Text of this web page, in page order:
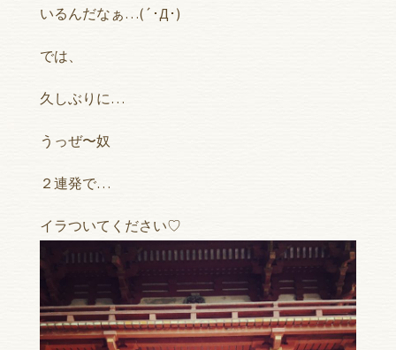
いるんだなぁ…(´･Д･)
では、
久しぶりに…
うっぜ〜奴
２連発で…
イラついてください♡